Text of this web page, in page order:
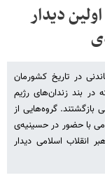
دیدار
به‌یادماندنی در تاریخ کشورمان
بند زندان‌های رژیم
گروه‌هایی از
با حضور در حسینیه‌ی
انقلاب اسلامی دیدار